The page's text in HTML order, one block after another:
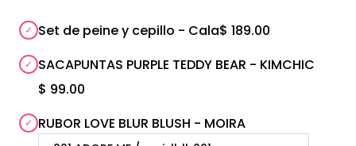
Set de peine y cepillo - Cala$ 189.00
SACAPUNTAS PURPLE TEDDY BEAR - KIMCHIC
$ 99.00
RUBOR LOVE BLUR BLUSH - MOIRA